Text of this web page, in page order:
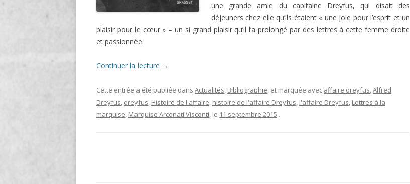
une grande amie du capitaine Dreyfus, qui disait des
déjeuners chez elle qu’ils étaient « une joie pour l’esprit et un
plaisir pour le cœur » – un si grand plaisir qu’il l’a prolongé par des lettres à cette femme droite
et passionnée.
Continuer la lecture →
Cette entrée a été publiée dans Actualités, Bibliographie, et marquée avec affaire dreyfus,Alfred
Dreyfus, dreyfus, Histoire de l'affaire, histoire de l'affaire Dreyfus, l'affaire Dreyfus, Lettres à la
marquise, Marquise Arconati Visconti, le 11 septembre 2015 .